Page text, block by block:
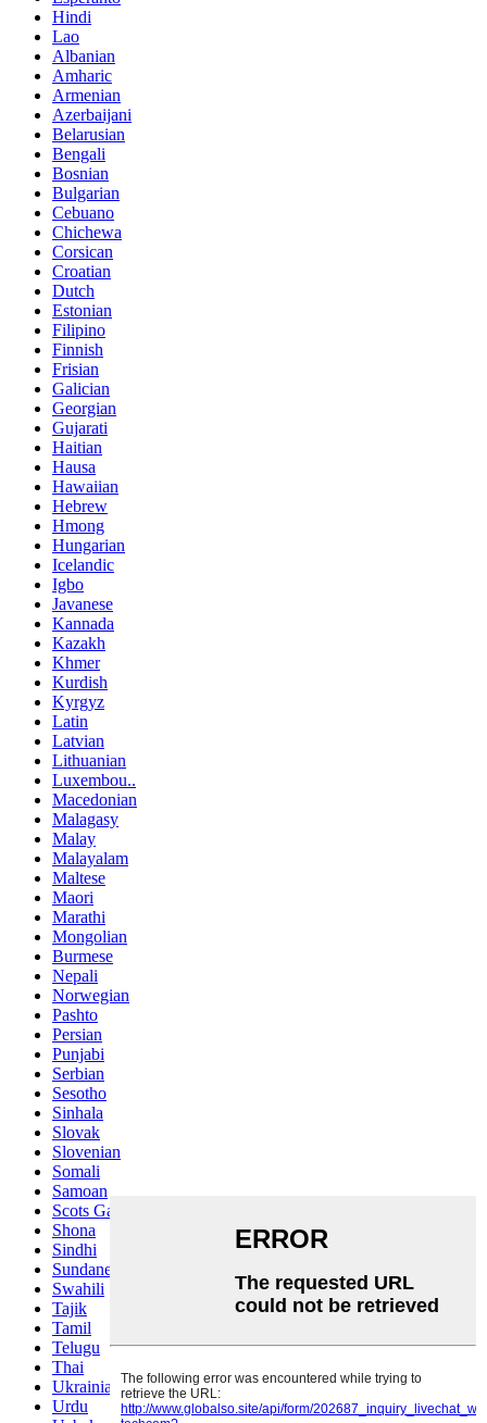
Hindi
Lao
Albanian
Amharic
Armenian
Azerbaijani
Belarusian
Bengali
Bosnian
Bulgarian
Cebuano
Chichewa
Corsican
Croatian
Dutch
Estonian
Filipino
Finnish
Frisian
Galician
Georgian
Gujarati
Haitian
Hausa
Hawaiian
Hebrew
Hmong
Hungarian
Icelandic
Igbo
Javanese
Kannada
Kazakh
Khmer
Kurdish
Kyrgyz
Latin
Latvian
Lithuanian
Luxembou..
Macedonian
Malagasy
Malay
Malayalam
Maltese
Maori
Marathi
Mongolian
Burmese
Nepali
Norwegian
Pashto
Persian
Punjabi
Serbian
Sesotho
Sinhala
Slovak
Slovenian
Somali
Samoan
Scots Gaelic
Shona
Sindhi
Sundanese
Swahili
Tajik
Tamil
Telugu
Thai
Ukrainian
Urdu